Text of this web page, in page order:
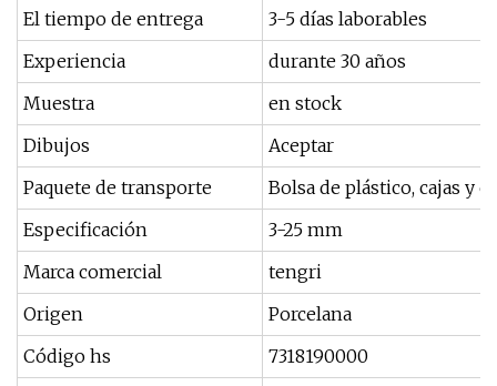
El tiempo de entrega
3-5 días laborables
Experiencia
durante 30 años
Muestra
en stock
Dibujos
Aceptar
Paquete de transporte
Bolsa de plástico, cajas y
Especificación
3-25 mm
Marca comercial
tengri
Origen
Porcelana
Código hs
7318190000